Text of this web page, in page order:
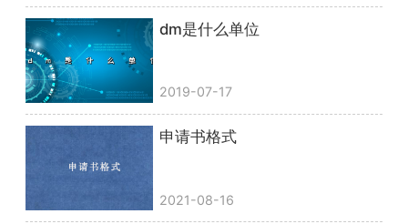
dm是什么单位
2019-07-17
申请书格式
2021-08-16